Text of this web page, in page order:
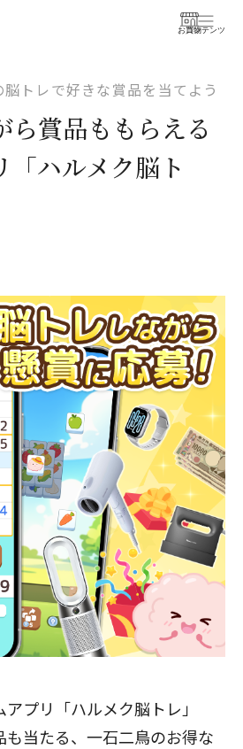
お買物
コンテンツ
トレで好きな賞品を当てよう
ら賞品ももらえる
「ハルメク脳ト
プリ「ハルメク脳トレ」
も当たる、一石二鳥のお得な